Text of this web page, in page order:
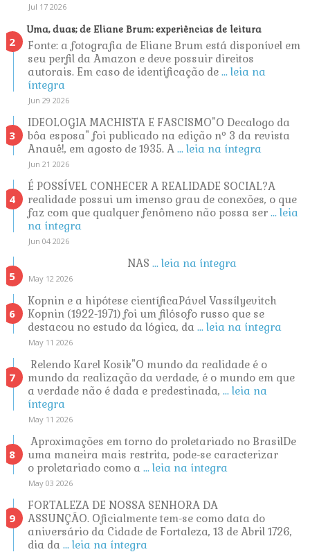
Jul 17 2026
Uma, duas; de Eliane Brum: experiências de leitura
Fonte: a fotografia de Eliane Brum está disponível em
seu perfil da Amazon e deve possuir direitos
autorais. Em caso de identificação de ... leia na
íntegra
Jun 29 2026
IDEOLOGIA MACHISTA E FASCISMO"O Decalogo da
bôa esposa" foi publicado na edição nº 3 da revista
Anauê!, em agosto de 1935. A ... leia na íntegra
Jun 21 2026
É POSSÍVEL CONHECER A REALIDADE SOCIAL?A
realidade possui um imenso grau de conexões, o que
faz com que qualquer fenômeno não possa ser ... leia
na íntegra
Jun 04 2026
NAS ... leia na íntegra
May 12 2026
Kopnin e a hipótese científicaPável Vassílyevitch
Kopnin (1922-1971) foi um filósofo russo que se
destacou no estudo da lógica, da ... leia na íntegra
May 11 2026
Relendo Karel Kosik"O mundo da realidade é o
mundo da realização da verdade, é o mundo em que
a verdade não é dada e predestinada, ... leia na
íntegra
May 11 2026
Aproximações em torno do proletariado no BrasilDe
uma maneira mais restrita, pode-se caracterizar
o proletariado como a ... leia na íntegra
May 03 2026
FORTALEZA DE NOSSA SENHORA DA
ASSUNÇÃO. Oficialmente tem-se como data do
aniversário da Cidade de Fortaleza, 13 de Abril 1726,
dia da ... leia na íntegra